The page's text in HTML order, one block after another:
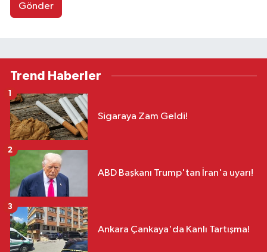
Gönder
Trend Haberler
Sigaraya Zam Geldi!
1
ABD Başkanı Trump'tan İran'a uyarı!
2
Ankara Çankaya'da Kanlı Tartışma!
3